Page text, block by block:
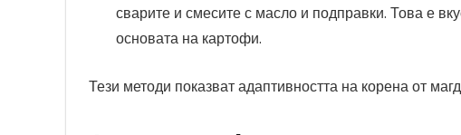
сварите и смесите с масло и подправки. Това е
основата на картофи.
Тези методи показват адаптивността на корена от